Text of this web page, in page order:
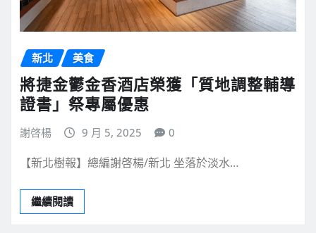
新北 美食
將捷金鬱金香酒店榮獲「質地調整輔導
證書」祭專屬優惠
謝啓楊 9 月 5, 2025 0
【新北樹報】總編謝啓楊/新北 坐落於淡水…
繼續閱讀